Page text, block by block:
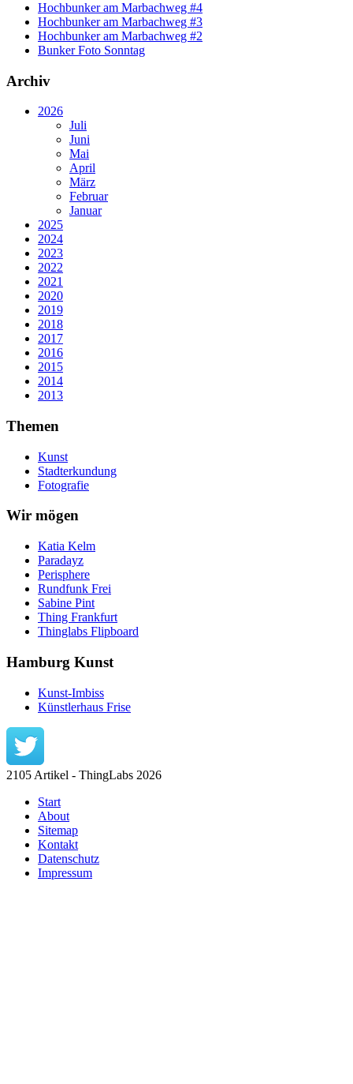
Hochbunker am Marbachweg #4
Hochbunker am Marbachweg #3
Hochbunker am Marbachweg #2
Bunker Foto Sonntag
Archiv
2026
Juli
Juni
Mai
April
März
Februar
Januar
2025
2024
2023
2022
2021
2020
2019
2018
2017
2016
2015
2014
2013
Themen
Kunst
Stadterkundung
Fotografie
Wir mögen
Katia Kelm
Paradayz
Perisphere
Rundfunk Frei
Sabine Pint
Thing Frankfurt
Thinglabs Flipboard
Hamburg Kunst
Kunst-Imbiss
Künstlerhaus Frise
2105 Artikel - ThingLabs 2026
Start
About
Sitemap
Kontakt
Datenschutz
Impressum